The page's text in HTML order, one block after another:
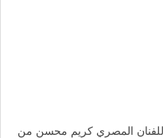
للفنان المصري كريم محسن من